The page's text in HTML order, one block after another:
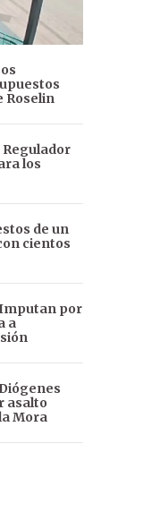
Roselin
Regulador
los
de un
cientos
por
a
asalto
Mora